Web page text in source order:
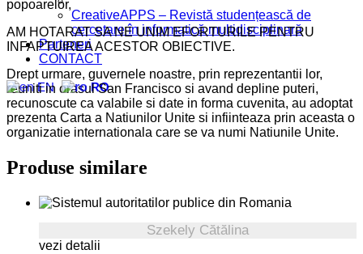
CreativeAPPS – Revistă studențească de
cercetare în informatică multidisciplinară
Parteneri
CONTACT
EN RO
popoarelor,
AM HOTARAT SA NE UNIM EFORTURILE PENTRU
INFAPTUIREA ACESTOR OBIECTIVE.
Drept urmare, guvernele noastre, prin reprezentantii lor,
reuniti in orasul San Francisco si avand depline puteri,
recunoscute ca valabile si date in forma cuvenita, au adoptat
prezenta Carta a Natiunilor Unite si infiinteaza prin aceasta o
organizatie internationala care se va numi Natiunile Unite.
Produse similare
Szekely Cătălina
vezi detalii